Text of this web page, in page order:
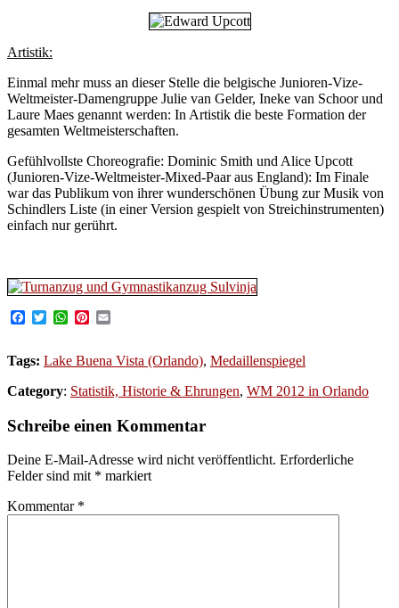
Artistik:
Einmal mehr muss an dieser Stelle die belgische Junioren-Vize-
Weltmeister-Damengruppe Julie van Gelder, Ineke van Schoor und
Laure Maes genannt werden: In Artistik die beste Formation der
gesamten Weltmeisterschaften.
Gefühlvollste Choreografie: Dominic Smith und Alice Upcott
(Junioren-Vize-Weltmeister-Mixed-Paar aus England): Im Finale
war das Publikum von ihrer wunderschönen Übung zur Musik von
Schindlers Liste (in einer Version gespielt von Streichinstrumenten)
einfach nur gerührt.
Facebook
TwitterWhatsApp
Pinterest
Tags: Lake Buena Vista (Orlando), Medaillenspiegel
Category: Statistik, Historie & Ehrungen, WM 2012 in Orlando
Schreibe einen Kommentar
Deine E-Mail-Adresse wird nicht veröffentlicht. Erforderliche
Felder sind mit * markiert
Kommentar *